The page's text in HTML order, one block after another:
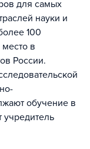
для самых
науки и
100
в
России.
обучение в
учредитель